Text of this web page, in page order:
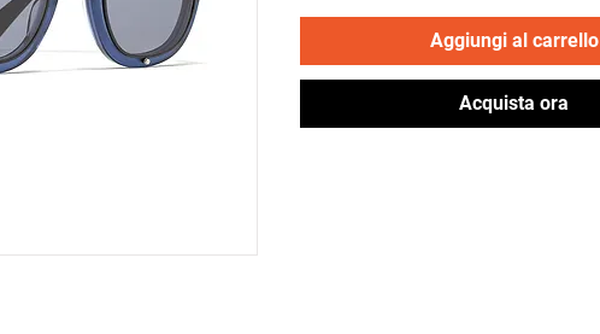
Aggiungi al carrello
Acquista ora